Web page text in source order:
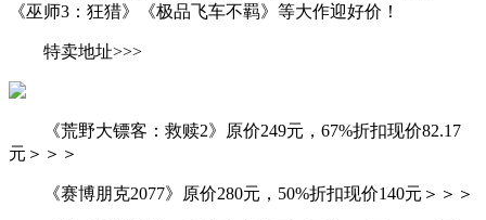
《巫师3：狂猎》《极品飞车不羁》等大作迎好价！
特卖地址>>>
《荒野大镖客：救赎2》原价249元，67%折扣现价82.17
元＞＞＞
《赛博朋克2077》原价280元，50%折扣现价140元＞＞＞